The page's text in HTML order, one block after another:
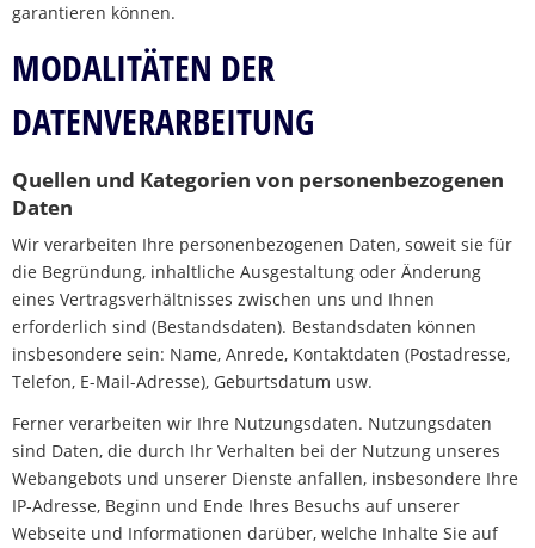
garantieren können.
MODALITÄTEN DER
DATENVERARBEITUNG
Quellen und Kategorien von personenbezogenen
Daten
Wir verarbeiten Ihre personenbezogenen Daten, soweit sie für
die Begründung, inhaltliche Ausgestaltung oder Änderung
eines Vertragsverhältnisses zwischen uns und Ihnen
erforderlich sind (Bestandsdaten). Bestandsdaten können
insbesondere sein: Name, Anrede, Kontaktdaten (Postadresse,
Telefon, E-Mail-Adresse), Geburtsdatum usw.
Ferner verarbeiten wir Ihre Nutzungsdaten. Nutzungsdaten
sind Daten, die durch Ihr Verhalten bei der Nutzung unseres
Webangebots und unserer Dienste anfallen, insbesondere Ihre
IP-Adresse, Beginn und Ende Ihres Besuchs auf unserer
Webseite und Informationen darüber, welche Inhalte Sie auf